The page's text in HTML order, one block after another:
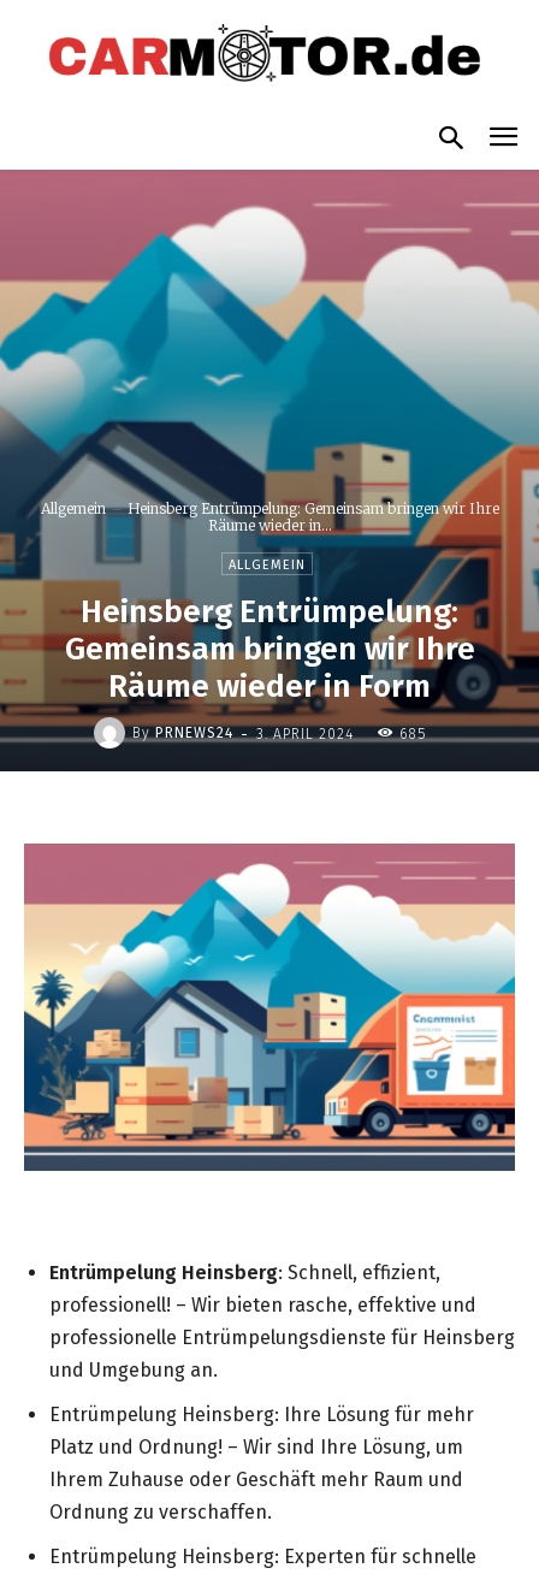
Allgemein
Heinsberg Entrümpelung: Gemeinsam bringen wir Ihre
Räume wieder in...
ALLGEMEIN
Heinsberg Entrümpelung:
Gemeinsam bringen wir Ihre
Räume wieder in Form
By PRNEWS24 - 3. APRIL 2024 685
Entrümpelung Heinsberg: Schnell, effizient,
professionell! – Wir bieten rasche, effektive und
professionelle Entrümpelungsdienste für Heinsberg
und Umgebung an.
Entrümpelung Heinsberg: Ihre Lösung für mehr
Platz und Ordnung! – Wir sind Ihre Lösung, um
Ihrem Zuhause oder Geschäft mehr Raum und
Ordnung zu verschaffen.
Entrümpelung Heinsberg: Experten für schnelle